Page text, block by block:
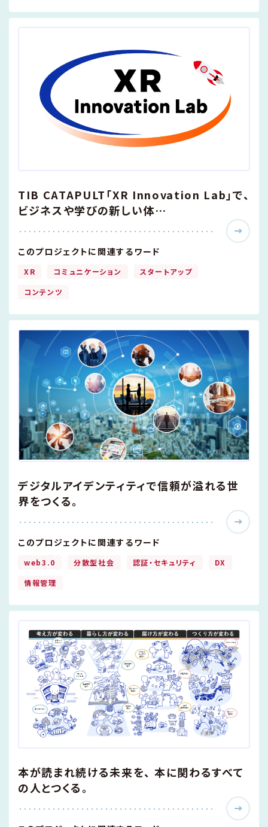
TIB CATAPULT「XR Innovation Lab」で、
ビジネスや学びの新しい体…
このプロジェクトに関連するワード
XR コミュニケーション
スタートアップ
コンテンツ
デジタルアイデンティティで信頼が溢れる世
界をつくる。
このプロジェクトに関連するワード
web3.0 分散型社会 認証・セキュリティ
DX
情報管理
本が読まれ続ける未来を、 本に関わるすべて
の人とつくる。